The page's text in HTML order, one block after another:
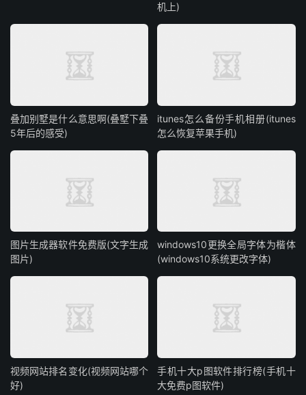
机上)
叠加别墅是什么意思啊(叠墅下叠
5年后的感受)
itunes怎么备份手机相册(itunes
怎么恢复苹果手机)
图片生成器软件免费版(文字生成
图片)
windows10更换全局字体为楷体
(windows10系统更改字体)
视频网站排名变化(视频网站哪个
好)
手机十大p图软件排行榜(手机十
大免费p图软件)